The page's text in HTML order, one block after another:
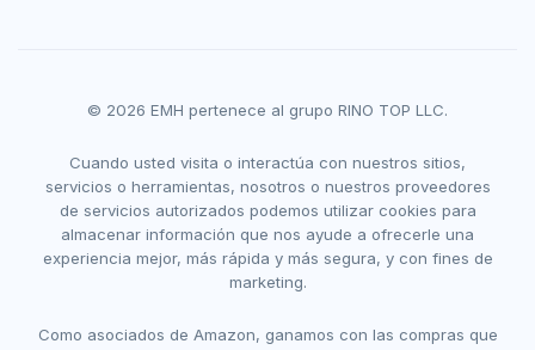
© 2026 EMH pertenece al grupo RINO TOP LLC.
Cuando usted visita o interactúa con nuestros sitios,
servicios o herramientas, nosotros o nuestros proveedores
de servicios autorizados podemos utilizar cookies para
almacenar información que nos ayude a ofrecerle una
experiencia mejor, más rápida y más segura, y con fines de
marketing.
Como asociados de Amazon, ganamos con las compras que